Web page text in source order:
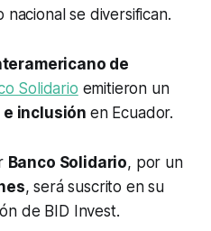
se diversifican.
de
Solidario emitieron un
inclusión en Ecuador.
Banco Solidario, por un
, será suscrito en su
de BID Invest.